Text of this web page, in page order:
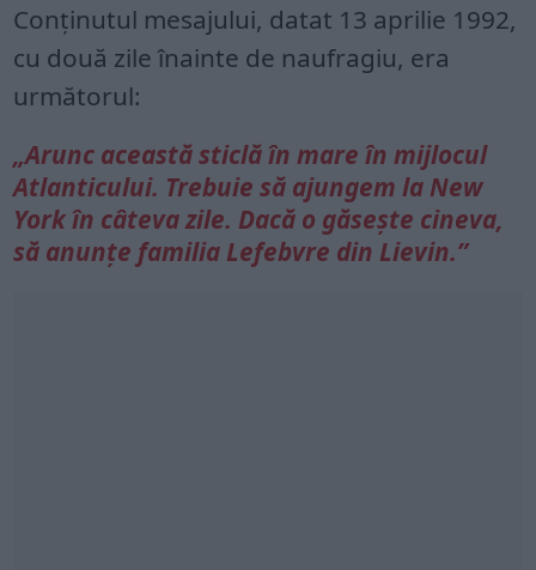
Conținutul mesajului, datat 13 aprilie 1992,
cu două zile înainte de naufragiu, era
următorul:
„Arunc această sticlă în mare în mijlocul
Atlanticului. Trebuie să ajungem la New
York în câteva zile. Dacă o găsește cineva,
să anunțe familia Lefebvre din Lievin.”